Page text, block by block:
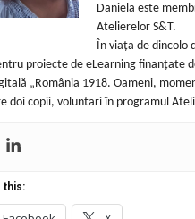
Daniela este
Atelierelor S&T.
În viața de dincolo
proiecte de eLearning finanțate
„România 1918. Oameni,
doi copii, voluntari în programul
this: